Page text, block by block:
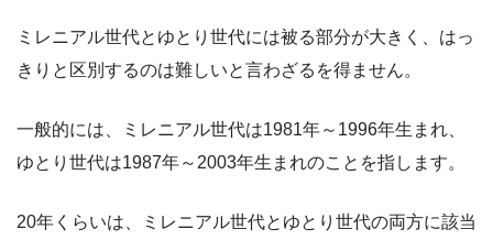
ミレニアル世代とゆとり世代には被る部分が大きく、はっ
きりと区別するのは難しいと言わざるを得ません。
一般的には、ミレニアル世代は1981年～1996年生まれ、
ゆとり世代は1987年～2003年生まれのことを指します。
20年くらいは、ミレニアル世代とゆとり世代の両方に該当